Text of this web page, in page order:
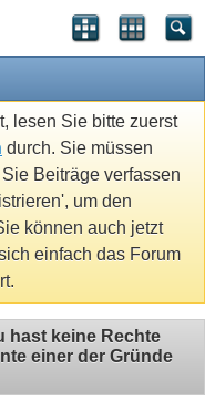
lesen Sie bitte zuerst
durch. Sie müssen
Beiträge verfassen
um den
können auch jetzt
einfach das Forum
hast keine Rechte
einer der Gründe